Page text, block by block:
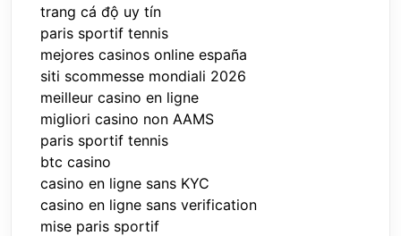
trang cá độ uy tín
paris sportif tennis
mejores casinos online españa
siti scommesse mondiali 2026
meilleur casino en ligne
migliori casino non AAMS
paris sportif tennis
btc casino
casino en ligne sans KYC
casino en ligne sans verification
mise paris sportif